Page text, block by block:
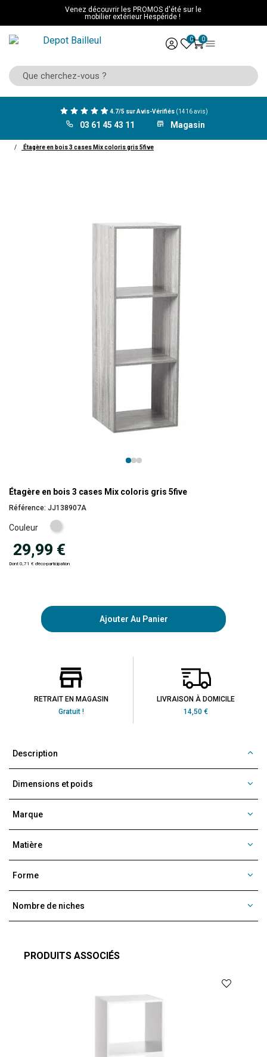
Venez découvrir les PROMOS d'été sur le
mobilier extérieur Hespéride !
0 0
4.7/5 sur Avis-Vérifiés (1416 avis)
03 61 45 43 11 Magasin
Étagère en bois 3 cases Mix coloris gris 5five
Étagère en bois 3 cases Mix coloris gris 5five
Référence: JJ138907A
Couleur
Gris
clair
29,99 €
Dont 0,71 € d'éco-participation
Ajouter Au Panier
RETRAIT EN MAGASIN
Gratuit !
LIVRAISON À DOMICILE
14,50 €
Description
Dimensions et poids
Marque
Matière
Forme
Nombre de niches
PRODUITS ASSOCIÉS